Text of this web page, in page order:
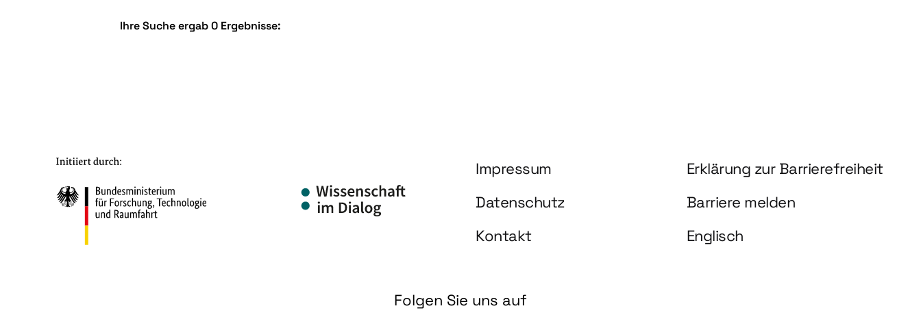
Ihre Suche ergab 0 Ergebnisse:
Information und Service
Impressum
Erklärung zur Barrierefreiheit
Datenschutz
Barriere melden
Kontakt
Englisch
Folgen Sie uns auf